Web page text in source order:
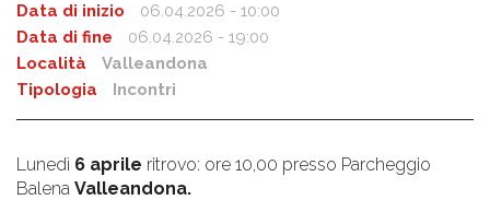
Data di inizio
06.04.2026 - 10:00
Data di fine
06.04.2026 - 19:00
Località
Valleandona
Tipologia
Incontri
Lunedì 6 aprile ritrovo: ore 10,00 presso Parcheggio
Balena Valleandona.